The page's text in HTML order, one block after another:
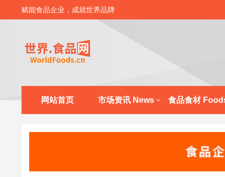
赋能食品企业，成就世界品牌
网站首页 市场资讯 News 食品食材